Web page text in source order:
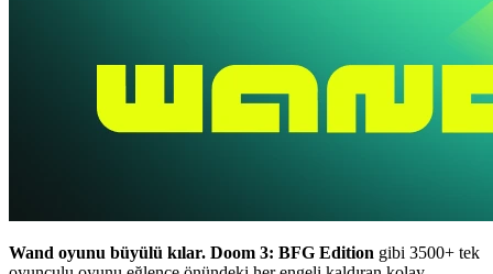
Wand oyunu büyülü kılar. Doom 3: BFG Edition gibi 3500+ tek